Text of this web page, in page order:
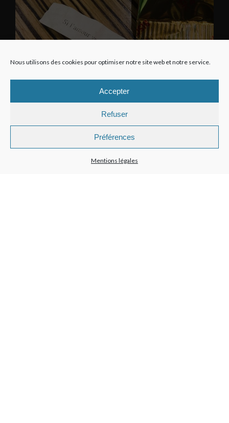
Nous utilisons des cookies pour optimiser notre site web et notre service.
Accepter
Refuser
Préférences
Mentions légales